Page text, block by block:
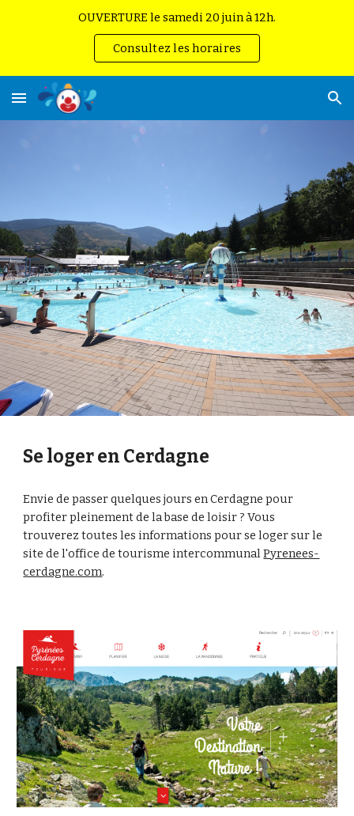
OUVERTURE le samedi 20 juin à 12h.
Consultez les horaires
Se loger en Cerdagne
Envie de passer quelques jours en Cerdagne pour
profiter pleinement de la base de loisir ? Vous
trouverez toutes les informations pour se loger sur le
site de l'office de tourisme intercommunal Pyrenees-
cerdagne.com.